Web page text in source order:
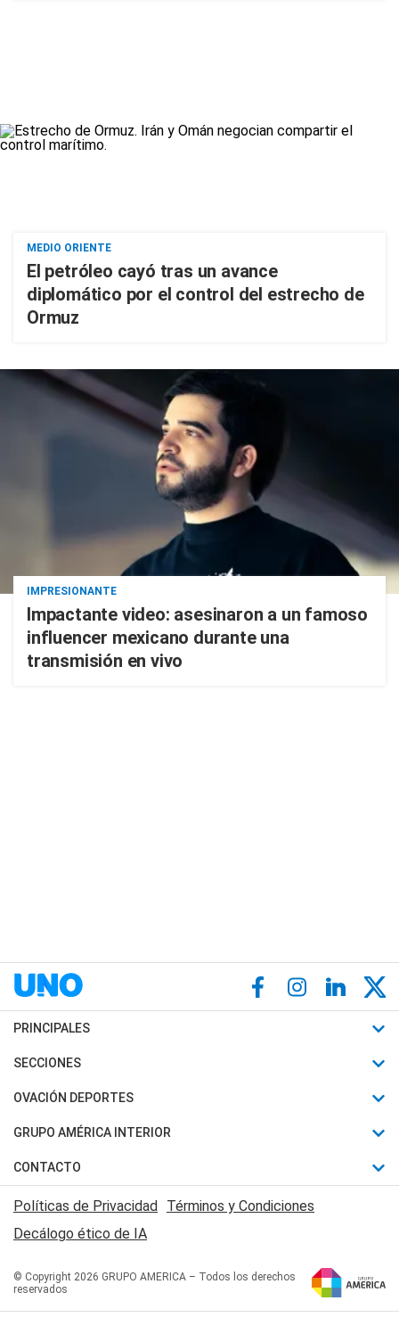
MEDIO ORIENTE
El petróleo cayó tras un avance
diplomático por el control del estrecho de
Ormuz
IMPRESIONANTE
Impactante video: asesinaron a un famoso
influencer mexicano durante una
transmisión en vivo
PRINCIPALES
Últimas Noticias
Política
Judiciales
Economia
SECCIONES
Horóscopo
Motores
Trucos caseros
Series y Películas
Edictos y Solicitadas
OVACIÓN DEPORTES
Fútbol
Mundial
Automovilismo
Rugby
Básquet
GRUPO AMÉRICA INTERIOR
Canal 7 en Vivo
San Juan 8
CONTACTO
Acerca de Nosotros
Contactanos
Políticas de Privacidad Términos y Condiciones
Decálogo ético de IA
© Copyright 2026 GRUPO AMERICA – Todos los derechos
reservados